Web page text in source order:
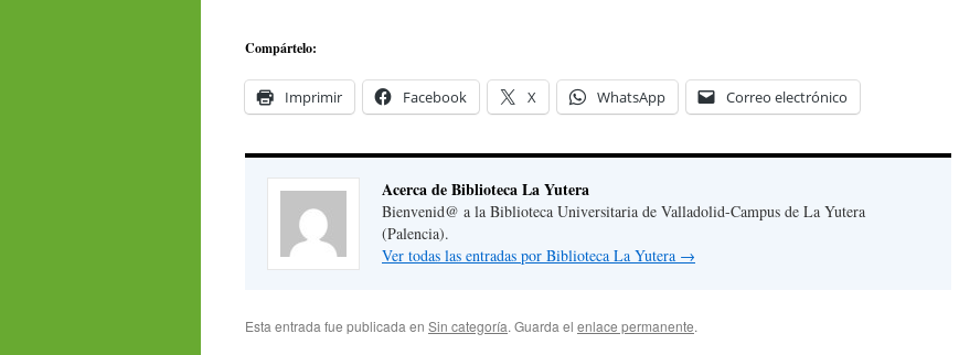
Compártelo:
Imprimir Facebook X WhatsApp Correo electrónico
Acerca de Biblioteca La Yutera
Bienvenid@ a la Biblioteca Universitaria de Valladolid-Campus de La Yutera
(Palencia).
Ver todas las entradas por Biblioteca La Yutera →
Esta entrada fue publicada en Sin categoría. Guarda el enlace permanente.